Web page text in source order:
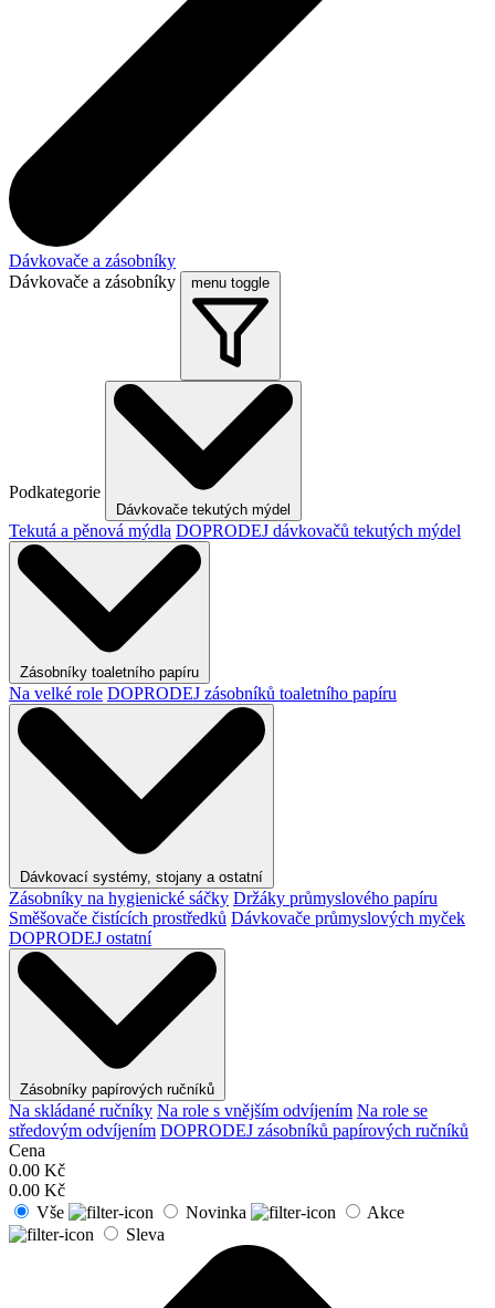
Dávkovače a zásobníky
Dávkovače a zásobníky
menu toggle
Podkategorie
Dávkovače tekutých mýdel
Tekutá a pěnová mýdla DOPRODEJ dávkovačů tekutých mýdel
Zásobníky toaletního papíru
Na velké role DOPRODEJ zásobníků toaletního papíru
Dávkovací systémy, stojany a ostatní
Zásobníky na hygienické sáčky Držáky průmyslového papíru
Směšovače čistících prostředků Dávkovače průmyslových myček
DOPRODEJ ostatní
Zásobníky papírových ručníků
Na skládané ručníky Na role s vnějším odvíjením Na role se
středovým odvíjením DOPRODEJ zásobníků papírových ručníků
Cena
0.00 Kč
0.00 Kč
Vše
Novinka
Akce
Sleva